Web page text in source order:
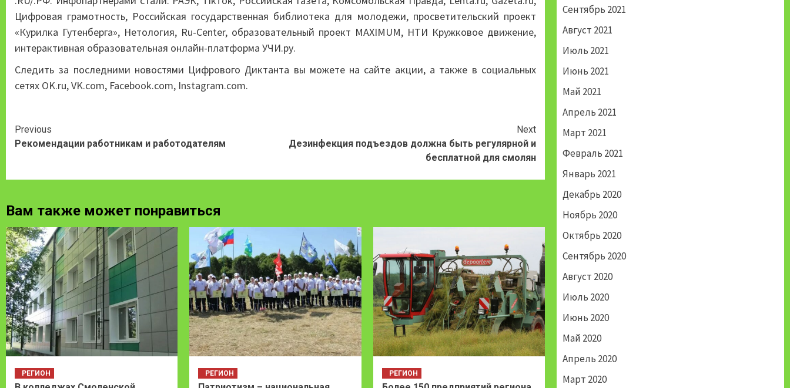
Цифровая грамотность, Российская государственная библиотека для молодежи, просветительский проект
«Курилка Гутенберга», Нетология, Ru-Center, образовательный проект MAXIMUM, НТИ Кружковое движение,
интерактивная образовательная онлайн-платформа УЧИ.ру.
Следить за последними новостями Цифрового Диктанта вы можете на сайте акции, а также в социальных
сетях OK.ru,VK.com, Facebook.com, Instagram.com.
Continue
Reading
Previous
Рекомендации работникам и работодателям
Next
Дезинфекция подъездов должна быть регулярной и
бесплатной для смолян
Вам также может понравиться
РЕГИОН РЕГИОН РЕГИОН
Сентябрь 2021
Август 2021
Июль 2021
Июнь 2021
Май 2021
Апрель 2021
Март 2021
Февраль 2021
Январь 2021
Декабрь 2020
Ноябрь 2020
Октябрь 2020
Сентябрь 2020
Август 2020
Июль 2020
Июнь 2020
Май 2020
Апрель 2020
Март 2020